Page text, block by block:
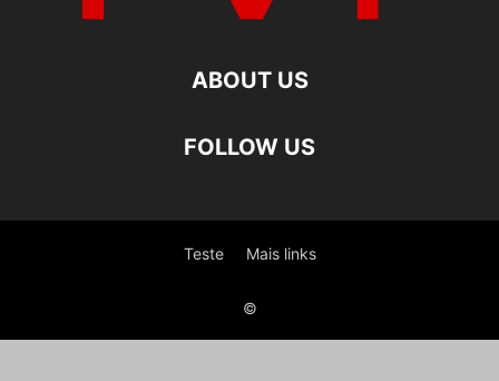
ABOUT US
FOLLOW US
Teste Mais links
©